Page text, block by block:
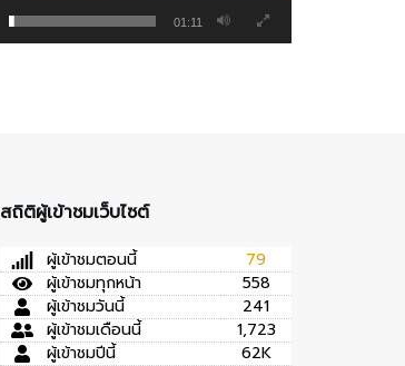
01:11
สถิติผู้เข้าชมเว็บไซต์
ผู้เข้าชมตอนนี้
79
ผู้เข้าชมทุกหน้า
558
ผู้เข้าชมวันนี้
241
ผู้เข้าชมเดือนนี้
1,723
ผู้เข้าชมปีนี้
62K